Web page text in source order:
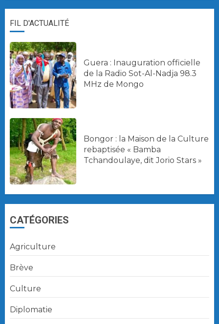
FIL D'ACTUALITÉ
Guera : Inauguration officielle
de la Radio Sot-Al-Nadja 98.3
MHz de Mongo
Bongor : la Maison de la Culture
rebaptisée « Bamba
Tchandoulaye, dit Jorio Stars »
CATÉGORIES
Agriculture
Brève
Culture
Diplomatie